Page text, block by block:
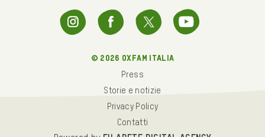
© 2026 oxfam italia
Press
Storie e notizie
Privacy Policy
Contatti